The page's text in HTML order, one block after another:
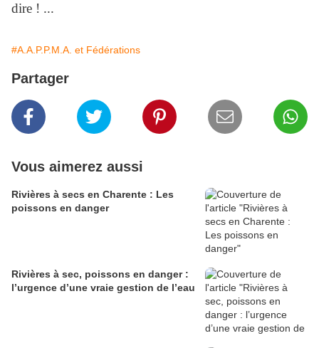
dire ! ...
#A.A.P.P.M.A. et Fédérations
Partager
Vous aimerez aussi
Rivières à secs en Charente : Les
poissons en danger
Rivières à sec, poissons en danger :
l’urgence d’une vraie gestion de l’eau